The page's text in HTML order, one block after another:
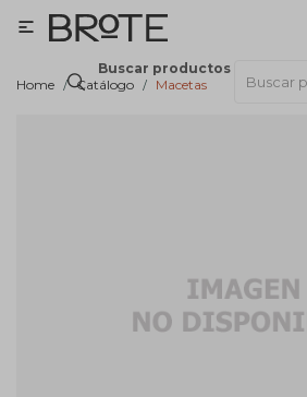
Buscar productos

Home Catálogo Macetas